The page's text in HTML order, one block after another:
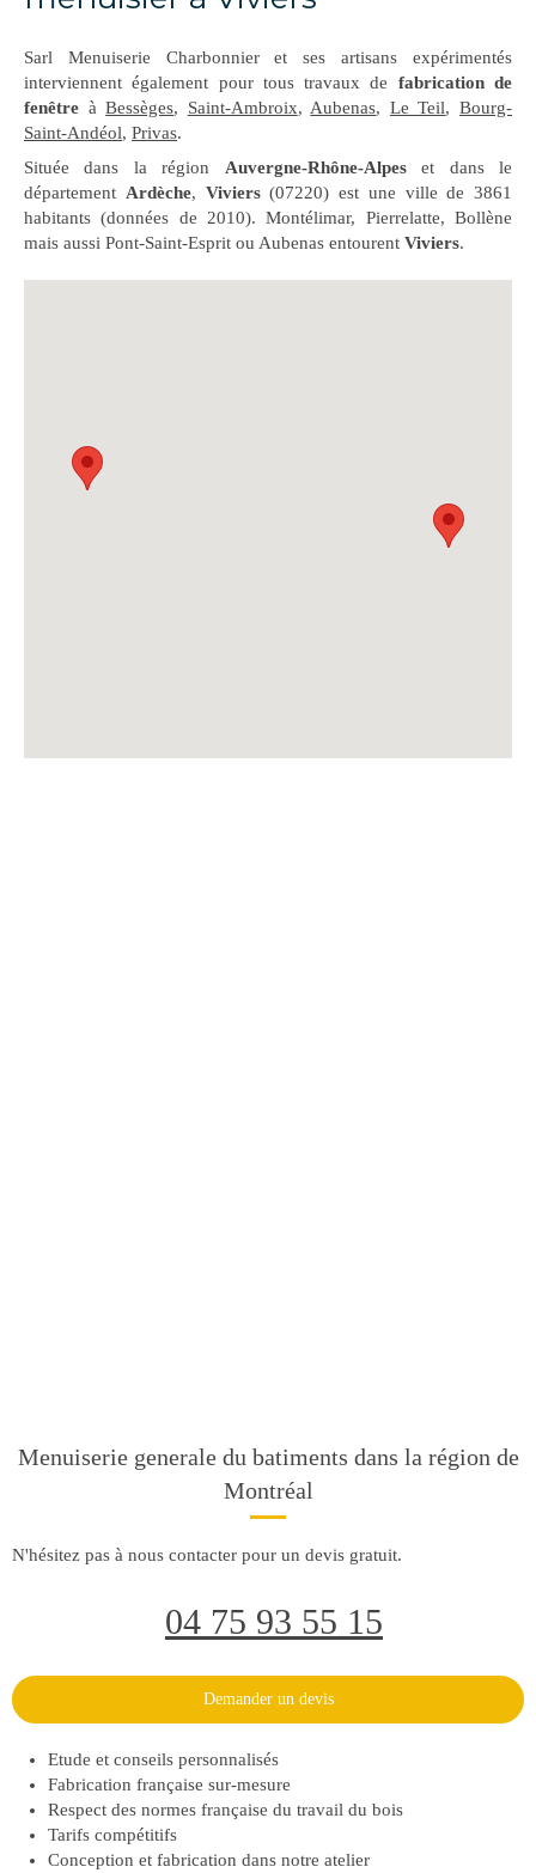
Sarl Menuiserie Charbonnier et ses artisans expérimentés
interviennent également pour tous travaux de fabrication de
fenêtre àBessèges, Saint-Ambroix, Aubenas, Le Teil,Bourg-
Saint-Andéol, Privas.
Située dans la région Auvergne-Rhône-Alpeset dans le
département Ardèche, Viviers(07220) est une ville de 3861
habitants (données de 2010). Montélimar, Pierrelatte, Bollène
mais aussi Pont-Saint-Esprit ou Aubenas entourent Viviers.
Menuiserie generale du batiments dans la région de
Montréal
N'hésitez pas à nous contacter pour un devis gratuit.
04 75 93 55 15
Demander un devis
Etude et conseils personnalisés
Fabrication française sur-mesure
Respect des normes française du travail du bois
Tarifs compétitifs
Conception et fabrication dans notre atelier